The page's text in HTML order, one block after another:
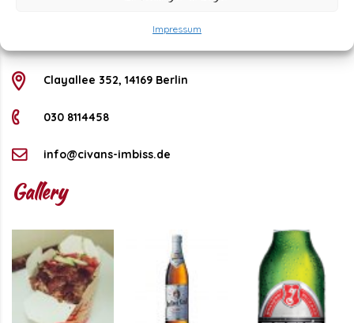
Impressum
Clayallee 352, 14169 Berlin
030 8114458
info@civans-imbiss.de
Gallery